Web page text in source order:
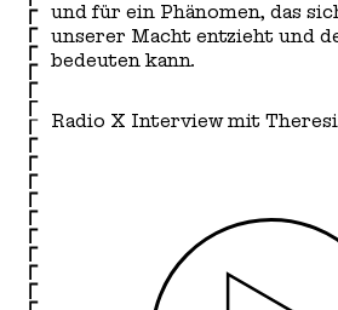
und für ein Phänomen, das
unserer Macht entzieht und
bedeuten kann.
Radio X Interview mit